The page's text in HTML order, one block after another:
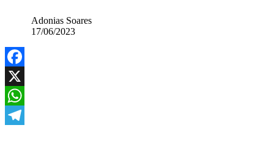
Adonias Soares
17/06/2023
Facebook
X
WhatsApp